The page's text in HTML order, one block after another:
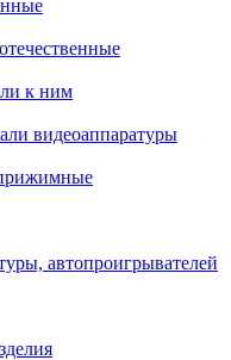
к ним
видеоаппаратуры
автопроигрывателей